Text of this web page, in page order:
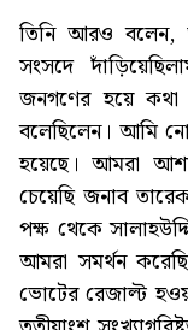
তিনি আরও বলেন,
সংসদে
জনগণের হয়ে কথা
বলেছিলেন। আমি
হয়েছে। আমরা
চেয়েছি জনাব
পক্ষ থেকে
আমরা সমর্থন
ভোটের রেজাল্ট